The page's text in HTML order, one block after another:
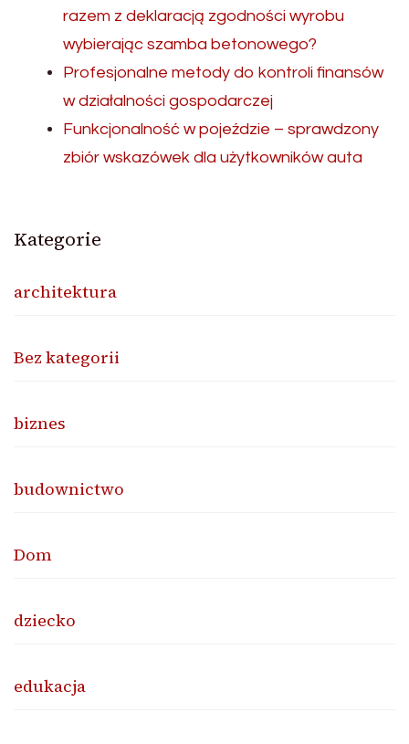
razem z deklaracją zgodności wyrobu
wybierając szamba betonowego?
Profesjonalne metody do kontroli finansów
w działalności gospodarczej
Funkcjonalność w pojeździe – sprawdzony
zbiór wskazówek dla użytkowników auta
Kategorie
architektura
Bez kategorii
biznes
budownictwo
Dom
dziecko
edukacja